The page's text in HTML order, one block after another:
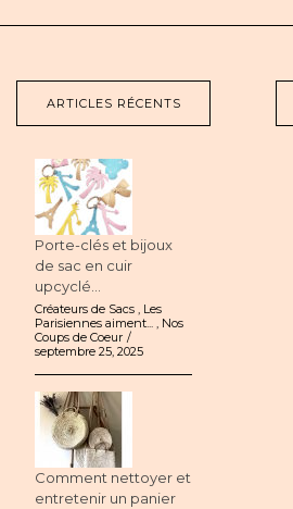
ARTICLES RÉCENTS
Porte-clés et bijoux
de sac en cuir
upcyclé...
Créateurs de Sacs , Les
Parisiennes aiment... , Nos
Coups de Coeur
septembre 25, 2025
Comment nettoyer et
entretenir un panier